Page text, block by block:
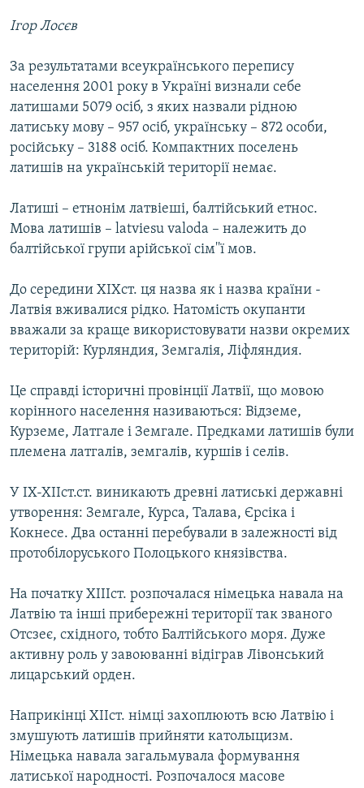
Усі сайти RFE/RL
Ігор Лосєв
За результатами всеукраїнського перепису
населення 2001 року в Україні визнали себе
латишами 5079 осіб, з яких назвали рідною
латиську мову – 957 осіб, українську – 872 особи,
російську – 3188 осіб. Компактних поселень
латишів на українській території немає.
Латиші – етнонім латвіеші, балтійський етнос.
Мова латишів – latviesu valoda – належить до
балтійської групи арійської сім''ї мов.
До середини ХІХст. ця назва як і назва країни -
Латвія вживалися рідко. Натомість окупанти
вважали за краще використовувати назви окремих
територій: Курляндия, Земгалія, Ліфляндия.
Це справді історичні провінції Латвії, що мовою
корінного населення називаються: Відземе,
Курземе, Латгале і Земгале. Предками латишів були
племена латгалів, земгалів, куршів і селів.
У ІХ-ХІІст.ст. виникають древні латиські державні
утворення: Земгале, Курса, Талава, Єрсіка і
Кокнесе. Два останні перебували в залежності від
протобілоруського Полоцького князівства.
На початку ХІІІст. розпочалася німецька навала на
Латвію та інші прибережні території так званого
Отсзеє, східного, тобто Балтійського моря. Дуже
активну роль у завоюванні відіграв Лівонський
лицарський орден.
Наприкінці ХІІст. німці захоплюють всю Латвію і
змушують латишів прийняти католыцизм.
Німецька навала загальмувала формування
латиської народності. Розпочалося масове